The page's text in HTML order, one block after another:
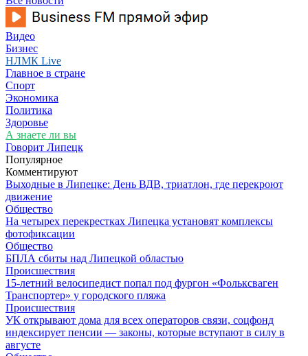
Видео
Бизнес
НЛМК Live
Главное в стране
Спорт
Экономика
Политика
Здоровье
А знаете ли вы
Говорит Липецк
Популярное
Комментируют
Выходные в Липецке: День ВДВ, триатлон, где перекроют
движение
Общество
На четырех перекрестках Липецка установят комплексы
фотофиксации
Общество
БПЛА сбиты над Липецкой областью
Происшествия
15-летний велосипедист попал под фургон «Фольксваген
Транспортер» у городского пляжа
Происшествия
УК открывают дома для всех операторов связи, соцфонд
индексирует пенсии — законы, которые вступают в силу в
августе